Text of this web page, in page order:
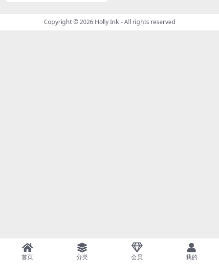
Copyright © 2026 Holly Ink - All rights reserved
首页 分类 会员 我的